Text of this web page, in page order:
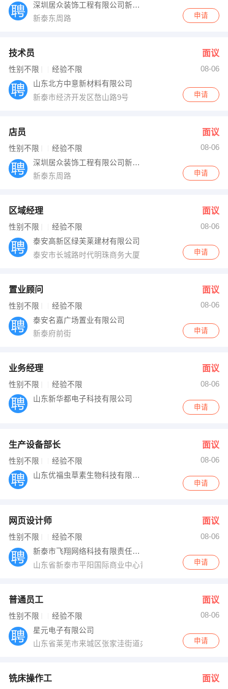
其他职位
深圳居众装饰工程有限公司新泰分部
新泰东周路
申请
技术员 面议
性别不限 经验不限
08-06
山东北方中意新材料有限公司
新泰市经济开发区嶅山路9号
申请
店员 面议
性别不限 经验不限
08-06
深圳居众装饰工程有限公司新泰分部
新泰东周路
申请
区域经理 面议
性别不限 经验不限
08-06
泰安高新区绿芙莱建材有限公司
泰安市长城路时代明珠商务大厦
申请
置业顾问 面议
性别不限 经验不限
08-06
泰安名嘉广场置业有限公司
新泰府前街
申请
业务经理 面议
性别不限 经验不限
08-06
山东新华都电子科技有限公司
申请
生产设备部长 面议
性别不限 经验不限
08-06
山东优福虫草素生物科技有限公司
申请
网页设计师 面议
性别不限 经验不限
08-06
新泰市飞翔网络科技有限责任公司
山东省新泰市平阳国际商业中心青岛路03号
申请
普通员工 面议
性别不限 经验不限
08-06
星元电子有限公司
山东省莱芜市来城区张家洼街道办
申请
铣床操作工 面议